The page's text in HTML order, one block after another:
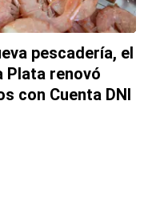
pescadería, el
Plata renovó
con Cuenta DNI